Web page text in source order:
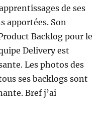
de ses
apportées. Son
Backlog pour le
Delivery est
Les photos des
ses backlogs sont
Bref j’ai